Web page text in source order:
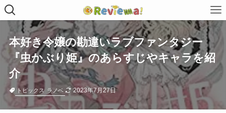
本好き令嬢の勘違いラブファンタジー
『虫かぶり姫』のあらすじやキャラを紹
介
トピックス ラノベ 2023年7月27日